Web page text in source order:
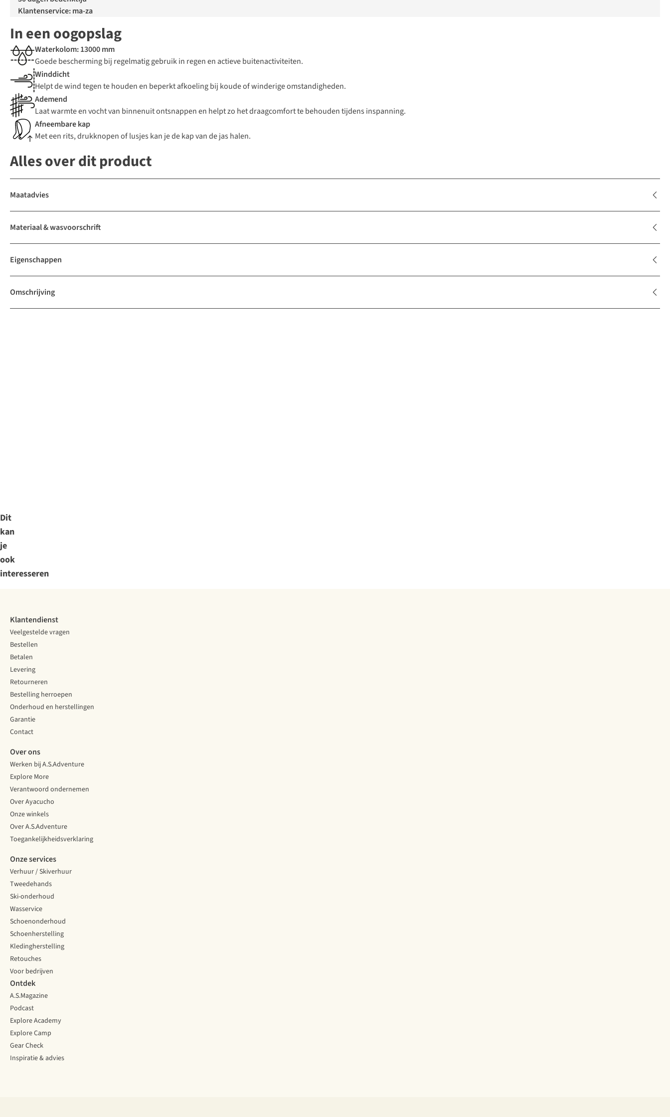
Klantenservice: ma-za
In een oogopslag
Waterkolom: 13000 mm
Goede bescherming bij regelmatig gebruik in regen en actieve buitenactiviteiten.
Winddicht
Helpt de wind tegen te houden en beperkt afkoeling bij koude of winderige omstandigheden.
Ademend
Laat warmte en vocht van binnenuit ontsnappen en helpt zo het draagcomfort te behouden tijdens inspanning.
Afneembare kap
Met een rits, drukknopen of lusjes kan je de kap van de jas halen.
Alles over dit product
Maatadvies
Materiaal & wasvoorschrift
Eigenschappen
Omschrijving
Dit
kan
je
ook
interesseren
Klantendienst
Veelgestelde vragen
Bestellen
Betalen
Levering
Retourneren
Bestelling herroepen
Onderhoud en herstellingen
Garantie
Contact
Over ons
Werken bij A.S.Adventure
Explore More
Verantwoord ondernemen
Over Ayacucho
Onze winkels
Over A.S.Adventure
Toegankelijkheidsverklaring
Onze services
Verhuur / Skiverhuur
Tweedehands
Ski-onderhoud
Wasservice
Schoenonderhoud
Schoenherstelling
Kledingherstelling
Retouches
Voor bedrijven
Ontdek
A.S.Magazine
Podcast
Explore Academy
Explore Camp
Gear Check
Inspiratie & advies